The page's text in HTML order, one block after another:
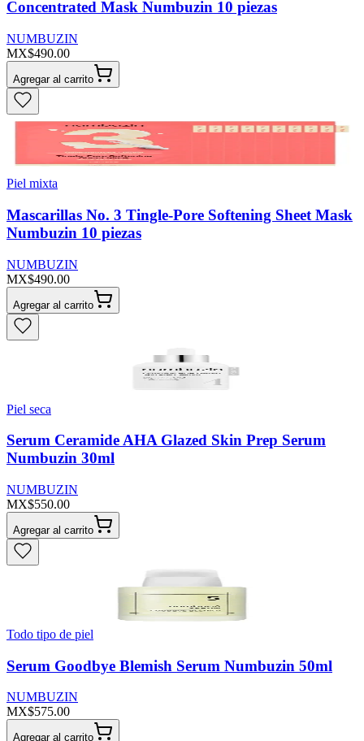
Concentrated Mask Numbuzin 10 piezas
NUMBUZIN
MX$490.00
Agregar al carrito
Piel mixta
Mascarillas No. 3 Tingle-Pore Softening Sheet Mask
Numbuzin 10 piezas
NUMBUZIN
MX$490.00
Agregar al carrito
Piel seca
Serum Ceramide AHA Glazed Skin Prep Serum
Numbuzin 30ml
NUMBUZIN
MX$550.00
Agregar al carrito
Todo tipo de piel
Serum Goodbye Blemish Serum Numbuzin 50ml
NUMBUZIN
MX$575.00
Agregar al carrito